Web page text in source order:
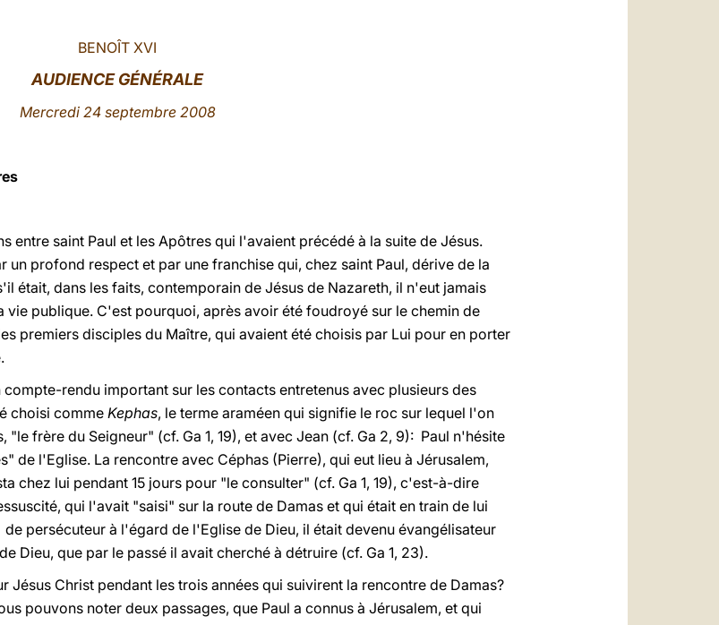
BENOÎT XVI
AUDIENCE GÉNÉRALE
Mercredi 24 septembre 2008
entre saint Paul et les Apôtres qui l'avaient précédé à la suite de Jésus.
un profond respect et par une franchise qui, chez saint Paul, dérive de la
était, dans les faits, contemporain de Jésus de Nazareth, il n'eut jamais
vie publique. C'est pourquoi, après avoir été foudroyé sur le chemin de
premiers disciples du Maître, qui avaient été choisis par Lui pour en porter
compte-rendu important sur les contacts entretenus avec plusieurs des
choisi comme Kephas, le terme araméen qui signifie le roc sur lequel l'on
"le frère du Seigneur" (cf. Ga 1, 19), et avec Jean (cf. Ga 2, 9): Paul n'hésite
de l'Eglise. La rencontre avec Céphas (Pierre), qui eut lieu à Jérusalem,
chez lui pendant 15 jours pour "le consulter" (cf. Ga 1, 19), c'est-à-dire
qui l'avait "saisi" sur la route de Damas et qui était en train de lui
persécuteur à l'égard de l'Eglise de Dieu, il était devenu évangélisateur
Dieu, que par le passé il avait cherché à détruire (cf. Ga 1, 23).
Christ pendant les trois années qui suivirent la rencontre de Damas?
pouvons noter deux passages, que Paul a connus à Jérusalem, et qui